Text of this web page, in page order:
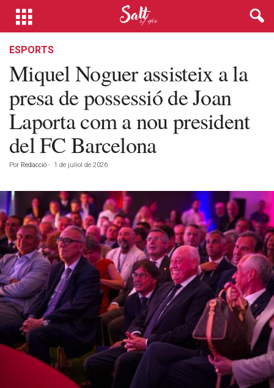
ESPORTS
Miquel Noguer assisteix a la
presa de possessió de Joan
Laporta com a nou president
del FC Barcelona
Por Redacció - 1 de juliol de 2026